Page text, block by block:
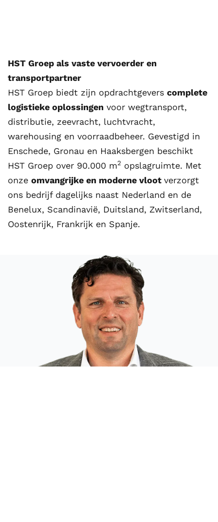
HST Groep als vaste vervoerder en
transportpartner
HST Groep biedt zijn opdrachtgevers complete
logistieke oplossingen voor wegtransport,
distributie, zeevracht, luchtvracht,
warehousing en voorraadbeheer. Gevestigd in
Enschede, Gronau en Haaksbergen beschikt
HST Groep over 90.000 m2 opslagruimte. Met
onze omvangrijke en moderne vloot verzorgt
ons bedrijf dagelijks naast Nederland en de
Benelux, Scandinavië, Duitsland, Zwitserland,
Oostenrijk, Frankrijk en Spanje.